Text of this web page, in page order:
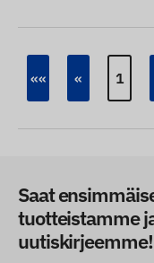
«« « 1
Saat
tuotteistamme
uutiskirjeemme!